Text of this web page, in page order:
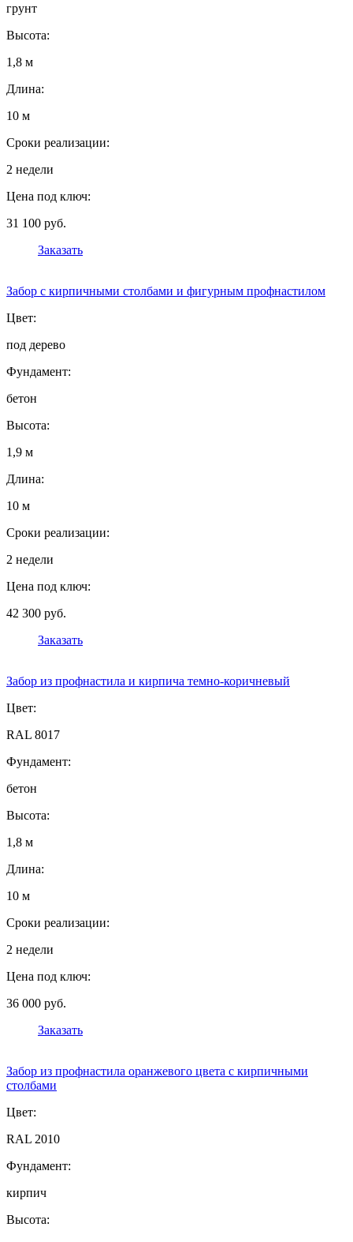
грунт
Высота:
1,8 м
Длина:
10 м
Сроки реализации:
2 недели
Цена под ключ:
31 100 руб.
Заказать
Забор с кирпичными столбами и фигурным профнастилом
Цвет:
под дерево
Фундамент:
бетон
Высота:
1,9 м
Длина:
10 м
Сроки реализации:
2 недели
Цена под ключ:
42 300 руб.
Заказать
Забор из профнастила и кирпича темно-коричневый
Цвет:
RAL 8017
Фундамент:
бетон
Высота:
1,8 м
Длина:
10 м
Сроки реализации:
2 недели
Цена под ключ:
36 000 руб.
Заказать
Забор из профнастила оранжевого цвета с кирпичными
столбами
Цвет:
RAL 2010
Фундамент:
кирпич
Высота: